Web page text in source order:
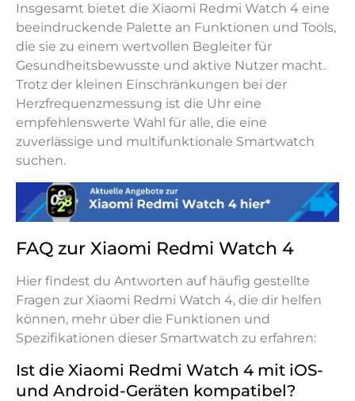
Insgesamt bietet die Xiaomi Redmi Watch 4 eine
beeindruckende Palette an Funktionen und Tools,
die sie zu einem wertvollen Begleiter für
Gesundheitsbewusste und aktive Nutzer macht.
Trotz der kleinen Einschränkungen bei der
Herzfrequenzmessung ist die Uhr eine
empfehlenswerte Wahl für alle, die eine
zuverlässige und multifunktionale Smartwatch
suchen.
FAQ zur Xiaomi Redmi Watch 4
Hier findest du Antworten auf häufig gestellte
Fragen zur Xiaomi Redmi Watch 4, die dir helfen
können, mehr über die Funktionen und
Spezifikationen dieser Smartwatch zu erfahren:
Ist die Xiaomi Redmi Watch 4 mit iOS-
und Android-Geräten kompatibel?